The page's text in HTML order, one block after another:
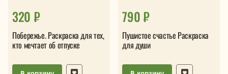
320 ₽
Побережье. Раскраска для тех,
кто мечтает об отпуске
790 ₽
Пушистое счастье Раскраска
для души